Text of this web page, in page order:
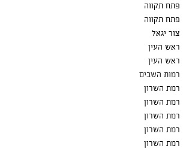
פתח תקווה
פתח תקווה
צור יגאל
ראש העין
ראש העין
רמות השבים
רמת השרון
רמת השרון
רמת השרון
רמת השרון
רמת השרון